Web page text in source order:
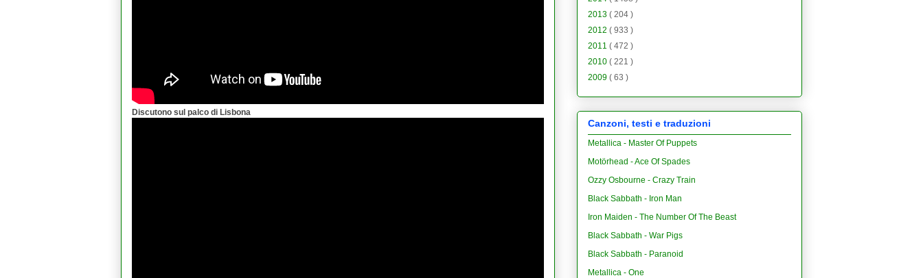
Discutono sul palco di Lisbona
2013 ( 204 )
2012 ( 933 )
2011 ( 472 )
2010 ( 221 )
2009 ( 63 )
Canzoni, testi e traduzioni
Metallica - Master Of Puppets
Motörhead - Ace Of Spades
Ozzy Osbourne - Crazy Train
Black Sabbath - Iron Man
Iron Maiden - The Number Of The Beast
Black Sabbath - War Pigs
Black Sabbath - Paranoid
Metallica - One